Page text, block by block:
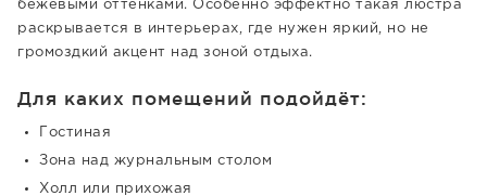
бежевыми оттенками. Особенно эффектно такая люстра
раскрывается в интерьерах, где нужен яркий, но не
громоздкий акцент над зоной отдыха.
Для каких помещений подойдёт:
Гостиная
Зона над журнальным столом
Холл или прихожая